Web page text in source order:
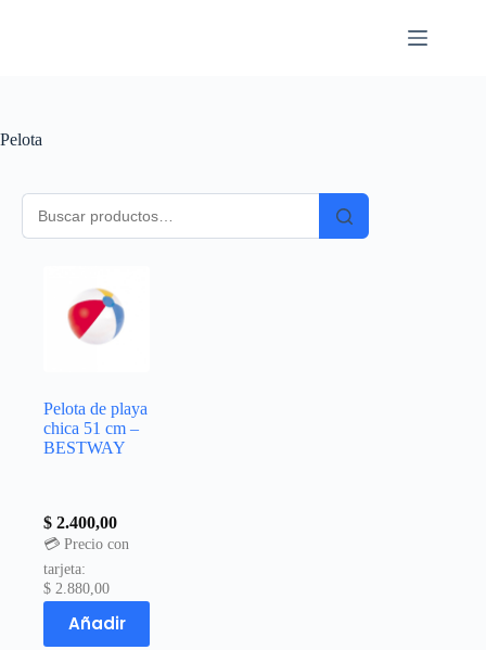
Pelota
Pelota de playa
chica 51 cm –
BESTWAY
$ 2.400,00
💳 Precio con
tarjeta:
$ 2.880,00
Añadir